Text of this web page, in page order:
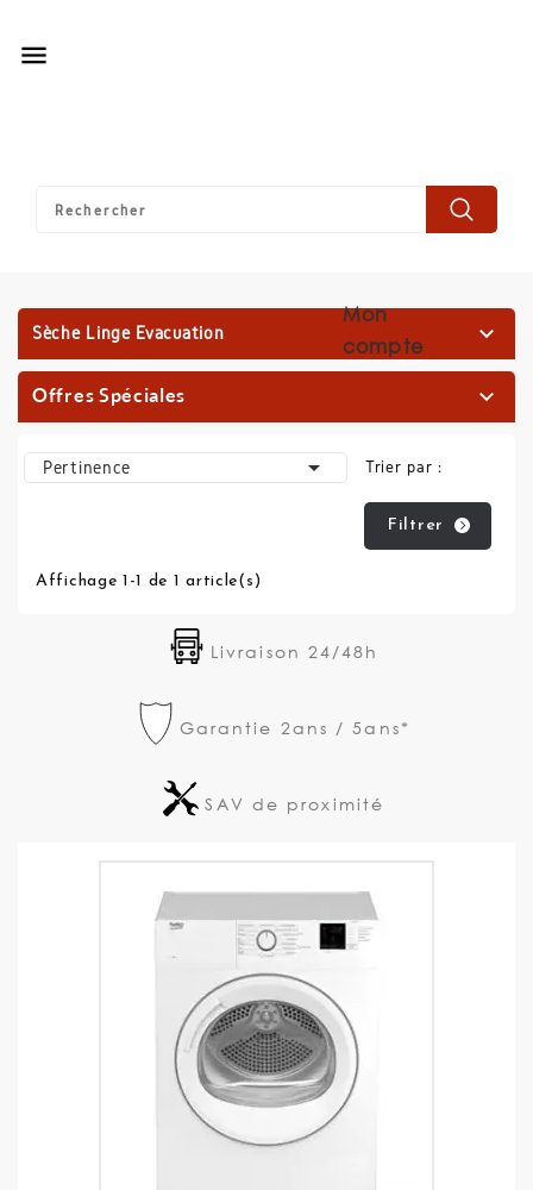

Mon
compte
Sèche Linge Évacuation 
Offres Spéciales 
Trier par :
Pertinence 
Filtrer
Affichage 1-1 de 1 article(s)
Livraison 24/48h
Garantie 2ans / 5ans*
SAV de proximité